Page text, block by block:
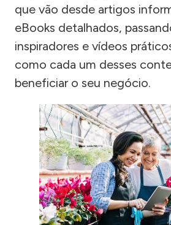
que vão desde artigos
eBooks detalhados,
inspiradores e vídeos
como cada um desses
beneficiar o seu negócio.